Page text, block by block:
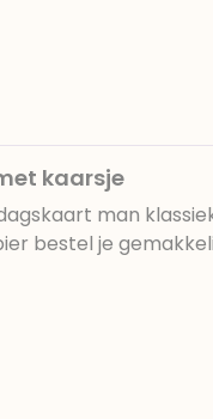
kaarsje
man
bestel je